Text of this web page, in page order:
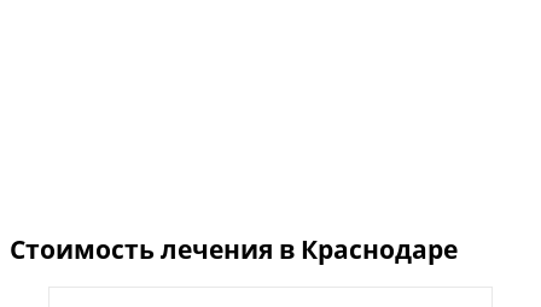
Стоимость лечения в Краснодаре